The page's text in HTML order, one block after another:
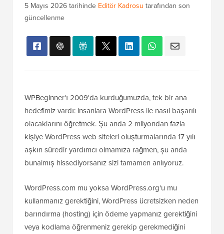
5 Mayıs 2026 tarihinde Editör Kadrosu tarafından son
güncellenme
WPBeginner'ı 2009'da kurduğumuzda, tek bir ana
hedefimiz vardı: insanlara WordPress ile nasıl başarılı
olacaklarını öğretmek. Şu anda 2 milyondan fazla
kişiye WordPress web siteleri oluşturmalarında 17 yılı
aşkın süredir yardımcı olmamıza rağmen, şu anda
bunalmış hissediyorsanız sizi tamamen anlıyoruz.
WordPress.com mu yoksa WordPress.org'u mu
kullanmanız gerektiğini, WordPress ücretsizken neden
barındırma (hosting) için ödeme yapmanız gerektiğini
veya kodlama öğrenmeniz gerekip gerekmediğini